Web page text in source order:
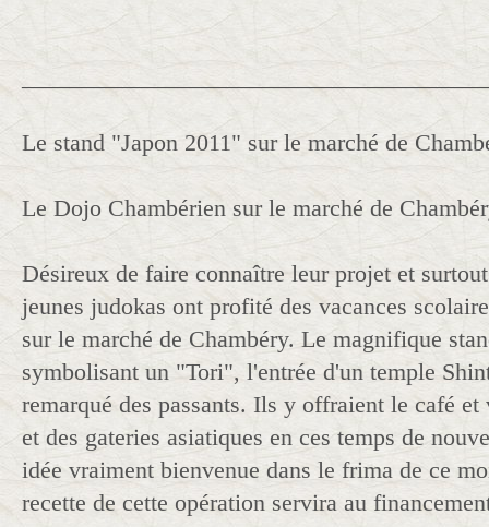
Le stand "Japon 2011" sur le marché de
Le Dojo Chambérien sur le marché de
Désireux de faire connaître leur projet et
jeunes judokas ont profité des vacances
sur le marché de Chambéry. Le magnifique
symbolisant un "Tori", l'entrée d'un temple
remarqué des passants. Ils y offraient le café et
et des gateries asiatiques en ces temps de
idée vraiment bienvenue dans le frima de ce
recette de cette opération servira au